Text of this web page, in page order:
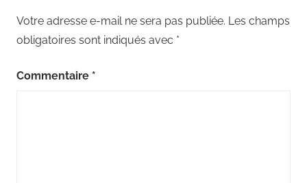
Votre adresse e-mail ne sera pas publiée. Les champs
obligatoires sont indiqués avec *
Commentaire *